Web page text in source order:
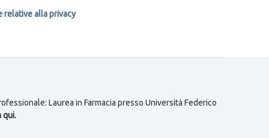
relative alla privacy
Laurea in Farmacia presso Università Federico
qui.